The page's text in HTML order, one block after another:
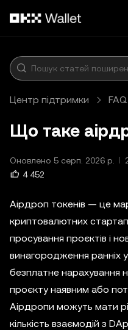
Центр підтримки FAQ
Що таке
Оновлено 5 серп. 2026 р.
4 452
Аірдроп токенів — це
криптовалютних
просування проєктів і
винагородження ранніх
безплатне нарахування
проєкту наявним або
Аірдропи можуть мати
кількість взаємодій з